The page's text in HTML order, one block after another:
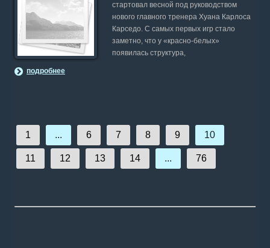
стартовал весной под руководством
нового главного тренера Хуана Карлоса
Карседо. С самых первых игр стало
заметно, что у «красно-белых»
появилась структура,
подробнее
1 ... 6 7 8 9 10
11 12 13 14 ... 76